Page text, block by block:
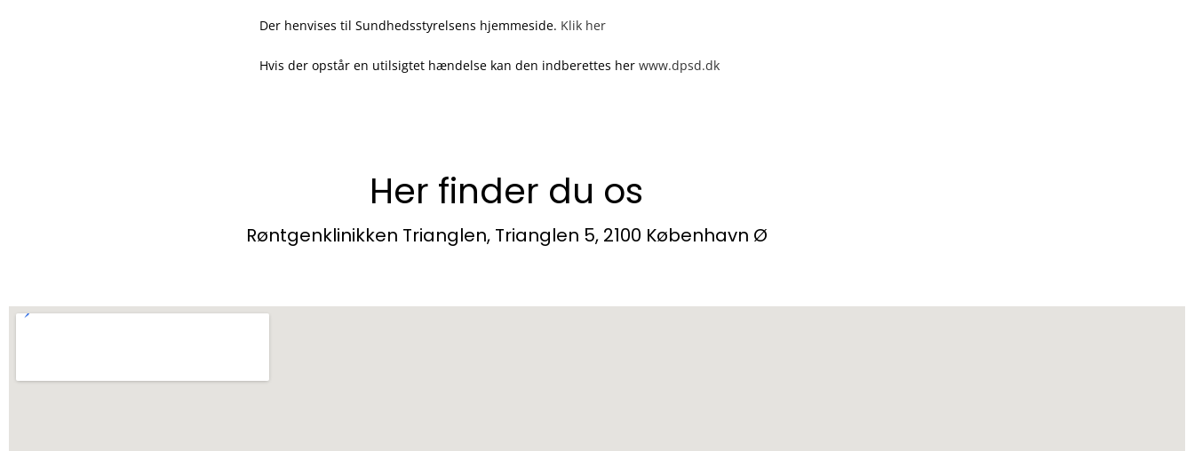
Der henvises til Sundhedsstyrelsens hjemmeside. Klik her
Hvis der opstår en utilsigtet hændelse kan den indberettes her www.dpsd.dk
Her finder du os
Røntgenklinikken Trianglen, Trianglen 5, 2100 København Ø